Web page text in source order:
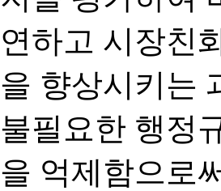
연하고 시장친
을 향상시키는
불필요한 행정
을 억제함으로